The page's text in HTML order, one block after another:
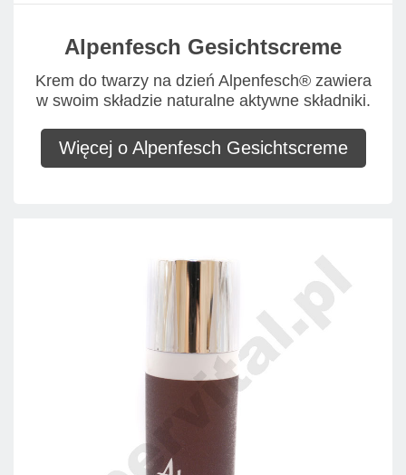
Alpenfesch Gesichtscreme
Krem do twarzy na dzień Alpenfesch® zawiera
w swoim składzie naturalne aktywne składniki.
Więcej o Alpenfesch Gesichtscreme